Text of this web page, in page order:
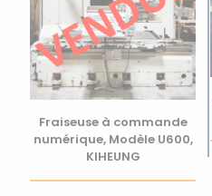
Fraiseuse à commande
numérique, Modèle U600,
KIHEUNG